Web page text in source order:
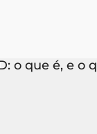
o que é, e o